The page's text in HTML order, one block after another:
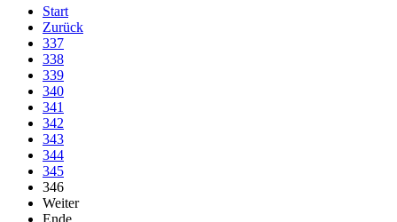
Start
Zurück
337
338
339
340
341
342
343
344
345
346
Weiter
Ende